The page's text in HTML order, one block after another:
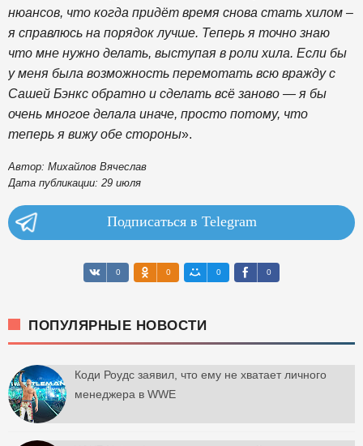
нюансов, что когда придёт время снова стать хилом –
я справлюсь на порядок лучше. Теперь я точно знаю
что мне нужно делать, выступая в роли хила. Если бы
у меня была возможность перемотать всю вражду с
Сашей Бэнкс обратно и сделать всё заново — я бы
очень многое делала иначе, просто потому, что
теперь я вижу обе стороны».
Автор: Михайлов Вячеслав
Дата публикации: 29 июля
Подписаться в Telegram
0 0 0 0
ПОПУЛЯРНЫЕ НОВОСТИ
Коди Роудс заявил, что ему не хватает личного
менеджера в WWE